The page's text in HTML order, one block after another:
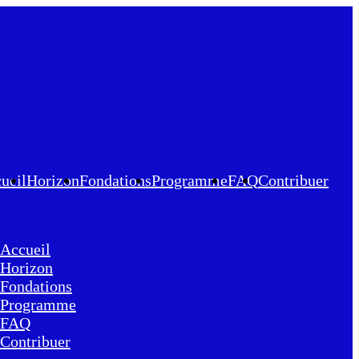
HorizonFondationsProgrammeFAQContribuer
Accueil
Horizon
Fondations
Programme
FAQ
Contribuer